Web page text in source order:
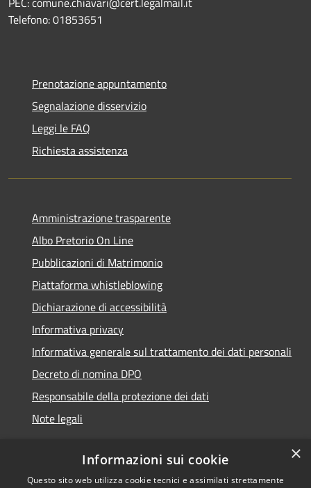
Telefono: 01853651
Prenotazione appuntamento
Segnalazione disservizio
Leggi le FAQ
Richiesta assistenza
Amministrazione trasparente
Albo Pretorio On Line
Pubblicazioni di Matrimonio
Piattaforma whistleblowing
Dichiarazione di accessibilità
Informativa privacy
Informativa generale sul trattamento dei dati personali
Decreto di nomina DPO
Responsabile della protezione dei dati
Note legali
×
Informazioni sui cookie
Questo sito web utilizza cookie tecnici e assimilati strettamente